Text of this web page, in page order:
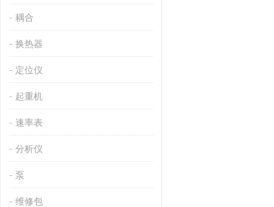
耦合
换热器
定位仪
起重机
速率表
分析仪
泵
维修包